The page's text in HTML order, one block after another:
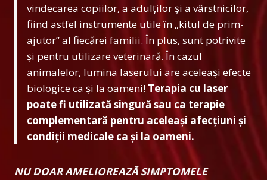
vindecarea copiilor, a adulților și a vârstnicilor,
fiind astfel instrumente utile în „kitul de prim-
ajutor” al fiecărei familii. În plus, sunt potrivite
și pentru utilizare veterinară. În cazul
animalelor, lumina laserului are aceleași efecte
biologice ca și la oameni! Terapia cu laser
poate fi utilizată singură sau ca terapie
complementară pentru aceleași afecțiuni și
condiții medicale ca și la oameni.
NU DOAR AMELIOREAZĂ SIMPTOMELE